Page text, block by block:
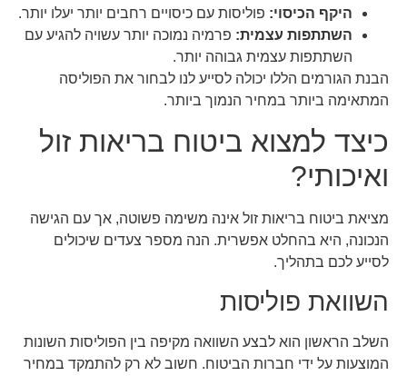
היקף הכיסוי:פוליסות עם כיסויים רחבים יותר יעלו יותר.
השתתפות עצמית:פרמיה נמוכה יותר עשויה להגיע עם
השתתפות עצמית גבוהה יותר.
הבנת הגורמים הללו יכולה לסייע לנו לבחור את הפוליסה
המתאימה ביותר במחיר הנמוך ביותר.
כיצד למצוא ביטוח בריאות זול
ואיכותי?
מציאת ביטוח בריאות זול אינה משימה פשוטה, אך עם הגישה
הנכונה, היא בהחלט אפשרית. הנה מספר צעדים שיכולים
לסייע לכם בתהליך.
השוואת פוליסות
השלב הראשון הוא לבצע השוואה מקיפה בין הפוליסות השונות
המוצעות על ידי חברות הביטוח. חשוב לא רק להתמקד במחיר